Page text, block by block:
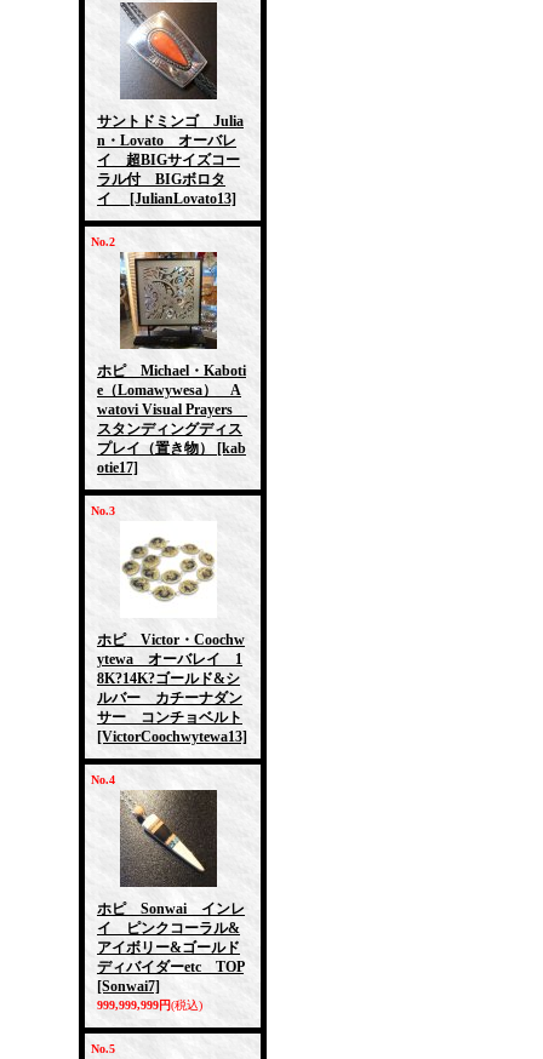
サントドミンゴ Julia
n・Lovato オーバレ
イ 超BIGサイズコー
ラル付 BIGボロタ
イ
[JulianLovato13]
No.2
ホピ Michael・Kaboti
e（Lomawywesa） A
watovi Visual Prayers
スタンディングディス
プレイ（置き物）
[kab
otie17]
No.3
ホピ Victor・Coochw
ytewa オーバレイ 1
8K?14K?ゴールド&シ
ルバー カチーナダン
サー コンチョベルト
[VictorCoochwytewa13]
No.4
ホピ Sonwai インレ
イ ピンクコーラル&
アイボリー&ゴールド
ディバイダーetc TOP
[Sonwai7]
999,999,999円(税込)
No.5